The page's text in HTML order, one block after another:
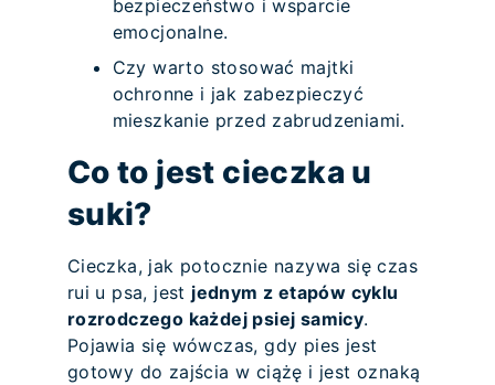
bezpieczeństwo i wsparcie
emocjonalne.
Czy warto stosować majtki
ochronne i jak zabezpieczyć
mieszkanie przed zabrudzeniami.
Co to jest cieczka u
suki?
Cieczka, jak potocznie nazywa się czas
rui u psa, jest jednym z etapów cyklu
rozrodczego każdej psiej samicy.
Pojawia się wówczas, gdy pies jest
gotowy do zajścia w ciążę i jest oznaką